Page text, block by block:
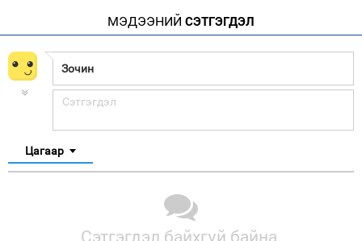
МЭДЭЭНИЙ СЭТГЭГДЭЛ
Цагаар
Сэтгэгдэл байхгүй байна.